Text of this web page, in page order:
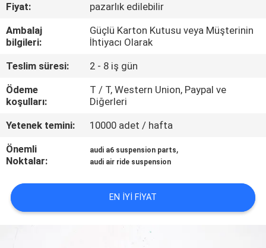
KONTROL
BIZIMLE
ILETIŞIME
GEÇIN
BIR
TEKLIF
SITE
Fiyat:
pazarlık edilebilir
Ambalaj
bilgileri:
Güçlü Karton Kutusu veya Müşterinin
İhtiyacı Olarak
Teslim süresi:
2 - 8 iş gün
Ödeme
koşulları:
T / T, Western Union, Paypal ve
Diğerleri
Yetenek temini:
10000 adet / hafta
Önemli
Noktalar:
audi a6 suspension parts,
audi air ride suspension
EN IYI FIYAT